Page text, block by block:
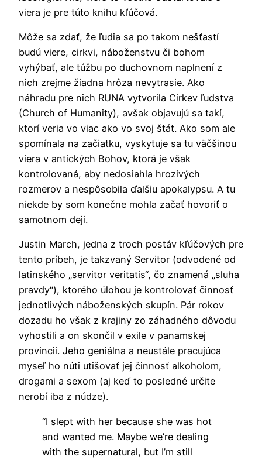
viera je pre túto knihu kľúčová.
Môže sa zdať, že ľudia sa po takom nešťastí
budú viere, cirkvi, náboženstvu či bohom
vyhýbať, ale túžbu po duchovnom naplnení z
nich zrejme žiadna hrôza nevytrasie. Ako
náhradu pre nich RUNA vytvorila Cirkev ľudstva
(Church of Humanity), avšak objavujú sa takí,
ktorí veria vo viac ako vo svoj štát. Ako som ale
spomínala na začiatku, vyskytuje sa tu väčšinou
viera v antických Bohov, ktorá je však
kontrolovaná, aby nedosiahla hrozivých
rozmerov a nespôsobila ďalšiu apokalypsu. A tu
niekde by som konečne mohla začať hovoriť o
samotnom deji.
Justin March, jedna z troch postáv kľúčových pre
tento príbeh, je takzvaný Servitor (odvodené od
latinského „servitor veritatis“, čo znamená „sluha
pravdy“), ktorého úlohou je kontrolovať činnosť
jednotlivých náboženských skupín. Pár rokov
dozadu ho však z krajiny zo záhadného dôvodu
vyhostili a on skončil v exile v panamskej
provincii. Jeho geniálna a neustále pracujúca
myseľ ho núti utišovať jej činnosť alkoholom,
drogami a sexom (aj keď to posledné určite
nerobí iba z núdze).
“I slept with her because she was hot
and wanted me. Maybe we’re dealing
with the supernatural, but I’m still